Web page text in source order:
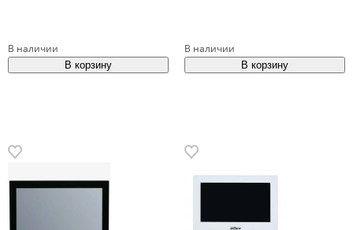
В наличии В наличии